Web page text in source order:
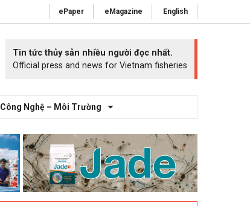
ePaper eMagazine English
Tin tức thủy sản nhiều người đọc nhất.
Official press and news for Vietnam fisheries
Công Nghệ – Môi Trường